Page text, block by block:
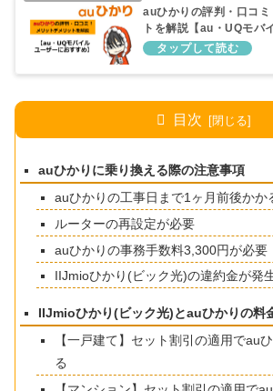
auひかりの評判・口コ
トを解説【au・UQモバ
すめ】
目次
auひかりに乗り換える際の注意事項
auひかりの工事日まで1ヶ月前後かか
ルーターの再設定が必要
auひかりの事務手数料3,300円が必要
IIJmioひかり(ビック光)の違約金が発
IIJmioひかり(ビック光)とauひかりの料
【一戸建て】セット割引の適用でau
る